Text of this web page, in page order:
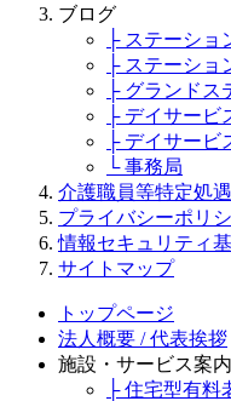
ブログ
├ ステーショ
├ ステーショ
├ グランドス
├ デイサービ
├ デイサービ
└ 事務局
介護職員等特定処
プライバシーポリ
情報セキュリティ
サイトマップ
トップページ
法人概要 / 代表挨拶
施設・サービス案内
├ 住宅型有料